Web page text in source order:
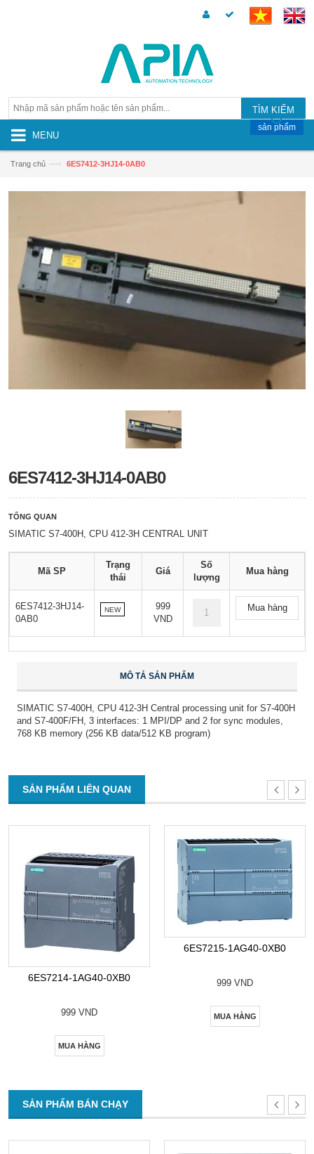
TÌM KIẾM
MENU
sản phẩm
Trang chủ —› 6ES7412-3HJ14-0AB0
6ES7412-3HJ14-0AB0
TỔNG QUAN
SIMATIC S7-400H, CPU 412-3H CENTRAL UNIT
Mã SP
Trạng
thái
Giá
Số
lượng
Mua hàng
6ES7412-3HJ14-
0AB0
NEW
999
VND
Mua hàng
MÔ TẢ SẢN PHẨM
SIMATIC S7-400H, CPU 412-3H Central processing unit for S7-400H
and S7-400F/FH, 3 interfaces: 1 MPI/DP and 2 for sync modules,
768 KB memory (256 KB data/512 KB program)
SẢN PHẨM LIÊN QUAN
6ES7214-1AG40-0XB0
999 VND
MUA HÀNG
6ES7215-1AG40-0XB0
999 VND
MUA HÀNG
SẢN PHẨM BÁN CHẠY